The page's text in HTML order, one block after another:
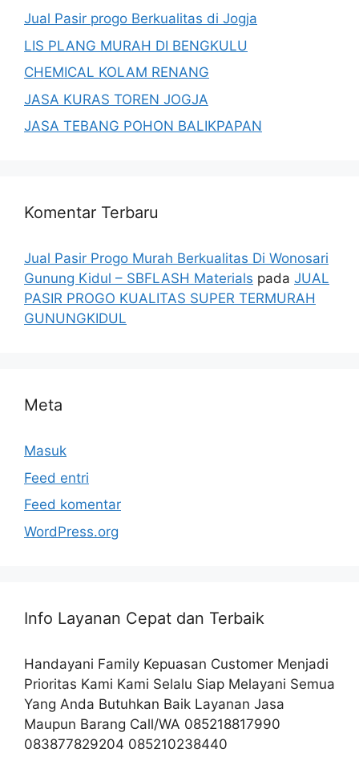
Jual Pasir progo Berkualitas di Jogja
LIS PLANG MURAH DI BENGKULU
CHEMICAL KOLAM RENANG
JASA KURAS TOREN JOGJA
JASA TEBANG POHON BALIKPAPAN
Komentar Terbaru
Jual Pasir Progo Murah Berkualitas Di Wonosari
Gunung Kidul – SBFLASH Materials pada JUAL
PASIR PROGO KUALITAS SUPER TERMURAH
GUNUNGKIDUL
Meta
Masuk
Feed entri
Feed komentar
WordPress.org
Info Layanan Cepat dan Terbaik
Handayani Family Kepuasan Customer Menjadi
Prioritas Kami Kami Selalu Siap Melayani Semua
Yang Anda Butuhkan Baik Layanan Jasa
Maupun Barang Call/WA 085218817990
083877829204 085210238440